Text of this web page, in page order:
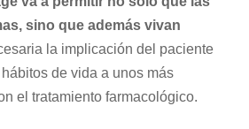
sino que además vivan
la implicación del paciente
de vida a unos más
el tratamiento farmacológico.